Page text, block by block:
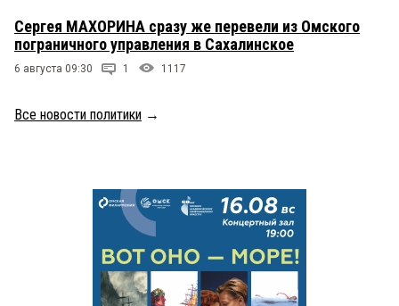
Сергея МАХОРИНА сразу же перевели из Омского
пограничного управления в Сахалинское
6 августа 09:30 1 1117
Все новости политики →